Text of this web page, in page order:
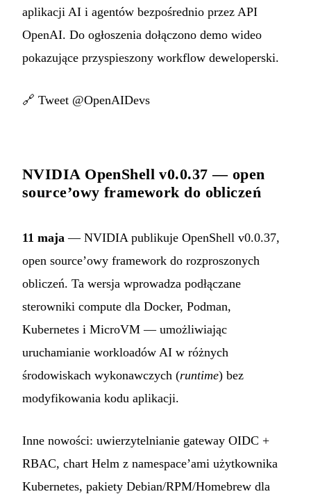
aplikacji AI i agentów bezpośrednio przez API
OpenAI. Do ogłoszenia dołączono demo wideo
pokazujące przyspieszony workflow deweloperski.
🔗 Tweet @OpenAIDevs
NVIDIA OpenShell v0.0.37 — open
source’owy framework do obliczeń
11 maja — NVIDIA publikuje OpenShell v0.0.37,
open source’owy framework do rozproszonych
obliczeń. Ta wersja wprowadza podłączane
sterowniki compute dla Docker, Podman,
Kubernetes i MicroVM — umożliwiając
uruchamianie workloadów AI w różnych
środowiskach wykonawczych (runtime) bez
modyfikowania kodu aplikacji.
Inne nowości: uwierzytelnianie gateway OIDC +
RBAC, chart Helm z namespace’ami użytkownika
Kubernetes, pakiety Debian/RPM/Homebrew dla